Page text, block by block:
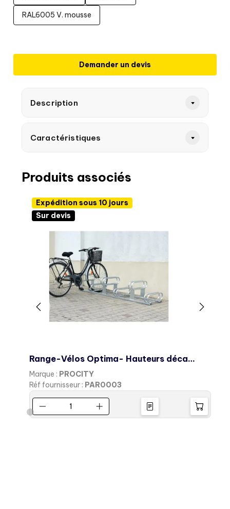
RAL6005 V. mousse
Demander un devis
Description
Caractéristiques
Produits associés
Expédition sous 10 jours
Sur devis
Range-Vélos Optima- Hauteurs décalées 6 pl
Marque : PROCITY
Réf fournisseur : PAR0003